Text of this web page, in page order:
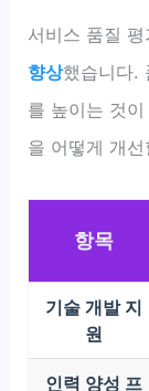
서비스 품질
향상했습니다.
를 높이는 것
을 어떻게 개
항목
기술 개발 지
원
인력 양성 프